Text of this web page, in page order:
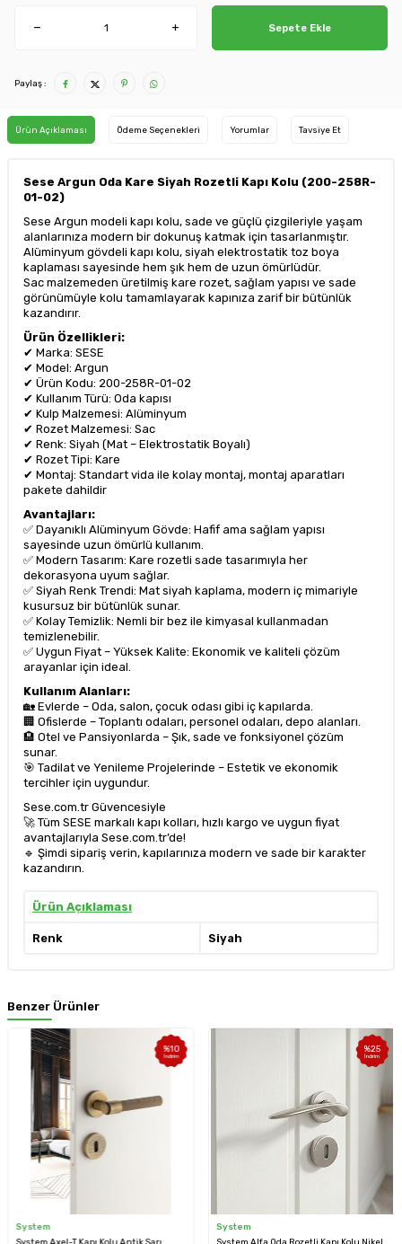
Sepete Ekle
Paylaş :
Ürün Açıklaması Ödeme Seçenekleri Yorumlar Tavsiye Et
Sese Argun Oda Kare Siyah Rozetli Kapı Kolu (200-258R-
01-02)
Sese Argun modeli kapı kolu, sade ve güçlü çizgileriyle yaşam
alanlarınıza modern bir dokunuş katmak için tasarlanmıştır.
Alüminyum gövdeli kapı kolu, siyah elektrostatik toz boya
kaplaması sayesinde hem şık hem de uzun ömürlüdür.
Sac malzemeden üretilmiş kare rozet, sağlam yapısı ve sade
görünümüyle kolu tamamlayarak kapınıza zarif bir bütünlük
kazandırır.
Ürün Özellikleri:
✔ Marka: SESE
✔ Model: Argun
✔ Ürün Kodu: 200-258R-01-02
✔ Kullanım Türü: Oda kapısı
✔ Kulp Malzemesi: Alüminyum
✔ Rozet Malzemesi: Sac
✔ Renk: Siyah (Mat – Elektrostatik Boyalı)
✔ Rozet Tipi: Kare
✔ Montaj: Standart vida ile kolay montaj, montaj aparatları
pakete dahildir
Avantajları:
✅ Dayanıklı Alüminyum Gövde: Hafif ama sağlam yapısı
sayesinde uzun ömürlü kullanım.
✅ Modern Tasarım: Kare rozetli sade tasarımıyla her
dekorasyona uyum sağlar.
✅ Siyah Renk Trendi: Mat siyah kaplama, modern iç mimariyle
kusursuz bir bütünlük sunar.
✅ Kolay Temizlik: Nemli bir bez ile kimyasal kullanmadan
temizlenebilir.
✅ Uygun Fiyat – Yüksek Kalite: Ekonomik ve kaliteli çözüm
arayanlar için ideal.
Kullanım Alanları:
🏡 Evlerde – Oda, salon, çocuk odası gibi iç kapılarda.
🏢 Ofislerde – Toplantı odaları, personel odaları, depo alanları.
🏨 Otel ve Pansiyonlarda – Şık, sade ve fonksiyonel çözüm
sunar.
🎯 Tadilat ve Yenileme Projelerinde – Estetik ve ekonomik
tercihler için uygundur.
Sese.com.tr Güvencesiyle
🚀 Tüm SESE markalı kapı kolları, hızlı kargo ve uygun fiyat
avantajlarıyla Sese.com.tr’de!
🔹 Şimdi sipariş verin, kapılarınıza modern ve sade bir karakter
kazandırın.
Ürün Açıklaması
Renk Siyah
Benzer Ürünler
%10
İndirim
System
System Axel-T Kapı Kolu Antik Sarı
%25
İndirim
System
System Alfa Oda Rozetli Kapı Kolu Nikel